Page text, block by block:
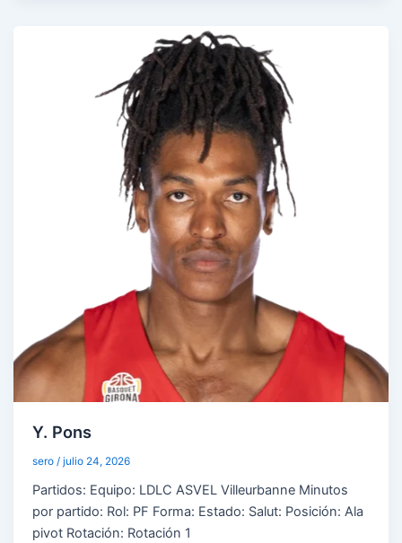
Y. Pons
sero /julio 24, 2026
Partidos: Equipo: LDLC ASVEL Villeurbanne Minutos
por partido: Rol: PF Forma: Estado: Salut: Posición: Ala
pivot Rotación: Rotación 1